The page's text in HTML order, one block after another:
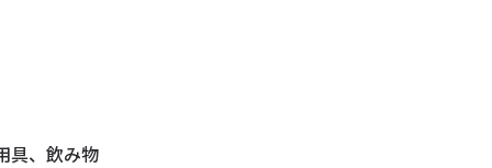
具、飲み物